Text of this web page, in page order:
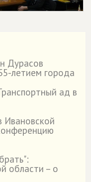
Дурасов
летием города
ад в
Ивановской
области – о